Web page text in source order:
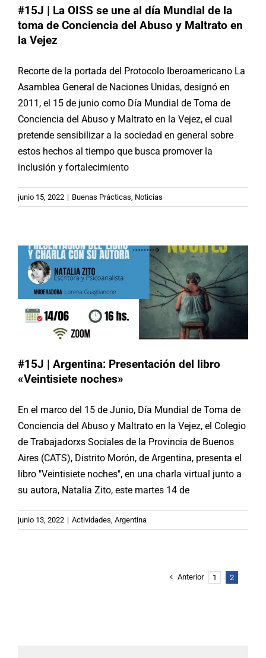
#15J | La OISS se une al día Mundial de la
toma de Conciencia del Abuso y Maltrato en
la Vejez
Recorte de la portada del Protocolo Iberoamericano La
Asamblea General de Naciones Unidas, designó en
2011, el 15 de junio como Día Mundial de Toma de
Conciencia del Abuso y Maltrato en la Vejez, el cual
pretende sensibilizar a la sociedad en general sobre
estos hechos al tiempo que busca promover la
inclusión y fortalecimiento
junio 15, 2022 | Buenas Prácticas, Noticias
#15J | Argentina: Presentación del
#15J | Argentina: Presentación del libro
«Veintisiete noches»
En el marco del 15 de Junio, Día Mundial de Toma de
Conciencia del Abuso y Maltrato en la Vejez, el Colegio
de Trabajadorxs Sociales de la Provincia de Buenos
Aires (CATS), Distrito Morón, de Argentina, presenta el
libro "Veintisiete noches", en una charla virtual junto a
su autora, Natalia Zito, este martes 14 de
junio 13, 2022 | Actividades, Argentina
Anterior 1 2